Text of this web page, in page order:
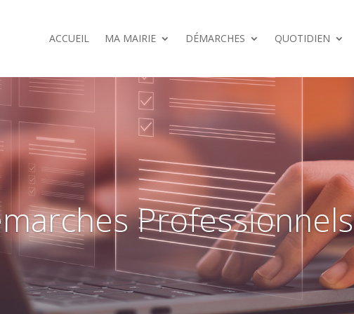
ACCUEIL MA MAIRIE DÉMARCHES QUOTIDIEN
Professionnels